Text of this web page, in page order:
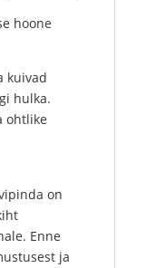
hoone
kuivad
hulka.
ohtlike
on
Enne
ja